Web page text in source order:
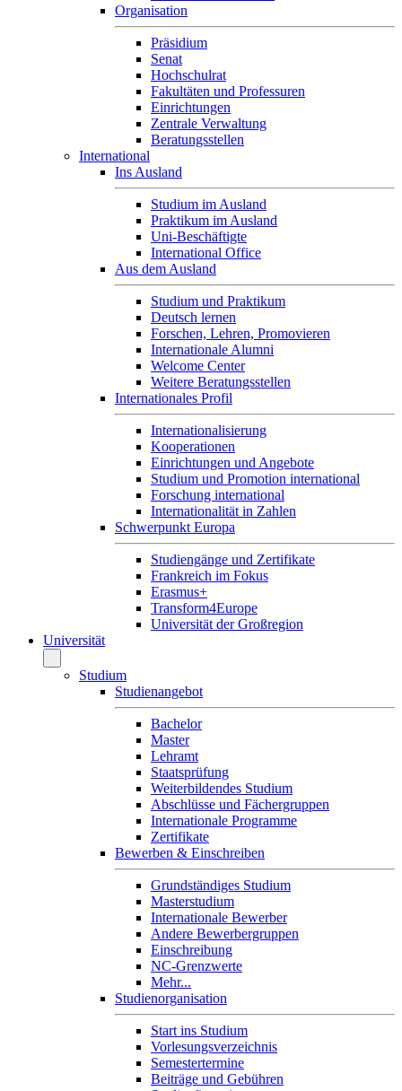
Organisation
Präsidium
Senat
Hochschulrat
Fakultäten und Professuren
Einrichtungen
Zentrale Verwaltung
Beratungsstellen
International
Ins Ausland
Studium im Ausland
Praktikum im Ausland
Uni-Beschäftigte
International Office
Aus dem Ausland
Studium und Praktikum
Deutsch lernen
Forschen, Lehren, Promovieren
Internationale Alumni
Welcome Center
Weitere Beratungsstellen
Internationales Profil
Internationalisierung
Kooperationen
Einrichtungen und Angebote
Studium und Promotion international
Forschung international
Internationalität in Zahlen
Schwerpunkt Europa
Studiengänge und Zertifikate
Frankreich im Fokus
Erasmus+
Transform4Europe
Universität der Großregion
Universität
Studium
Studienangebot
Bachelor
Master
Lehramt
Staatsprüfung
Weiterbildendes Studium
Abschlüsse und Fächergruppen
Internationale Programme
Zertifikate
Bewerben & Einschreiben
Grundständiges Studium
Masterstudium
Internationale Bewerber
Andere Bewerbergruppen
Einschreibung
NC-Grenzwerte
Mehr...
Studienorganisation
Start ins Studium
Vorlesungsverzeichnis
Semestertermine
Beiträge und Gebühren